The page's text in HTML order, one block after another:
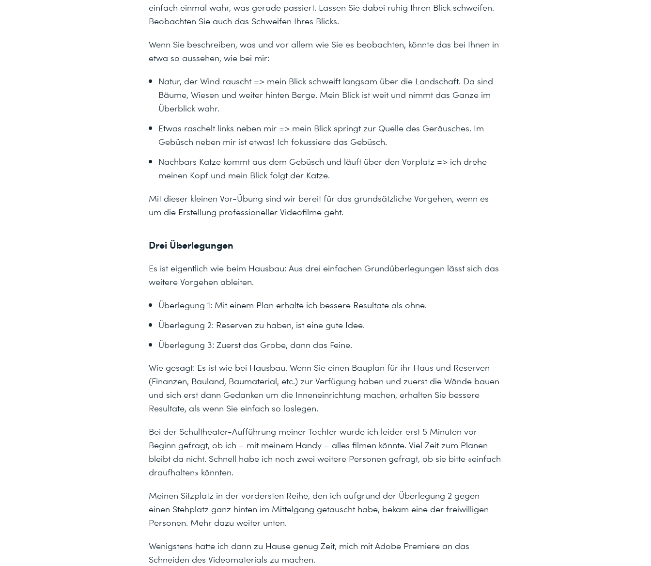
einfach einmal wahr, was gerade passiert. Lassen Sie dabei ruhig Ihren Blick schweifen.
Beobachten Sie auch das Schweifen Ihres Blicks.
Wenn Sie beschreiben, was und vor allem wie Sie es beobachten, könnte das bei Ihnen in
etwa so aussehen, wie bei mir:
Natur, der Wind rauscht => mein Blick schweift langsam über die Landschaft. Da sind
Bäume, Wiesen und weiter hinten Berge. Mein Blick ist weit und nimmt das Ganze im
Überblick wahr.
Etwas raschelt links neben mir => mein Blick springt zur Quelle des Geräusches. Im
Gebüsch neben mir ist etwas! Ich fokussiere das Gebüsch.
Nachbars Katze kommt aus dem Gebüsch und läuft über den Vorplatz => ich drehe
meinen Kopf und mein Blick folgt der Katze.
Mit dieser kleinen Vor-Übung sind wir bereit für das grundsätzliche Vorgehen, wenn es
um die Erstellung professioneller Videofilme geht.
Drei Überlegungen
Es ist eigentlich wie beim Hausbau: Aus drei einfachen Grundüberlegungen lässt sich das
weitere Vorgehen ableiten.
Überlegung 1: Mit einem Plan erhalte ich bessere Resultate als ohne.
Überlegung 2: Reserven zu haben, ist eine gute Idee.
Überlegung 3: Zuerst das Grobe, dann das Feine.
Wie gesagt: Es ist wie bei Hausbau. Wenn Sie einen Bauplan für ihr Haus und Reserven
(Finanzen, Bauland, Baumaterial, etc.) zur Verfügung haben und zuerst die Wände bauen
und sich erst dann Gedanken um die Inneneinrichtung machen, erhalten Sie bessere
Resultate, als wenn Sie einfach so loslegen.
Bei der Schultheater-Aufführung meiner Tochter wurde ich leider erst 5 Minuten vor
Beginn gefragt, ob ich – mit meinem Handy – alles filmen könnte. Viel Zeit zum Planen
bleibt da nicht. Schnell habe ich noch zwei weitere Personen gefragt, ob sie bitte «einfach
draufhalten» könnten.
Meinen Sitzplatz in der vordersten Reihe, den ich aufgrund der Überlegung 2 gegen
einen Stehplatz ganz hinten im Mittelgang getauscht habe, bekam eine der freiwilligen
Personen. Mehr dazu weiter unten.
Wenigstens hatte ich dann zu Hause genug Zeit, mich mit Adobe Premiere an das
Schneiden des Videomaterials zu machen.